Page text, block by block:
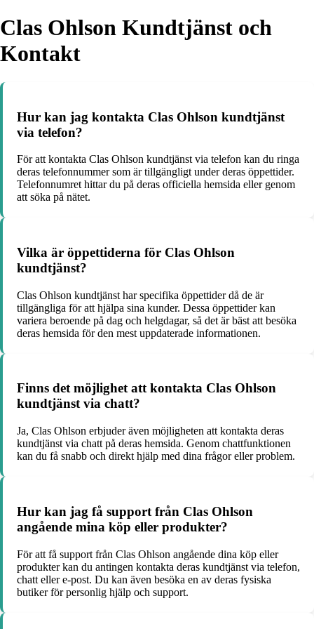
Clas Ohlson Kundtjänst och
Kontakt
Hur kan jag kontakta Clas Ohlson kundtjänst
via telefon?
För att kontakta Clas Ohlson kundtjänst via telefon kan du ringa
deras telefonnummer som är tillgängligt under deras öppettider.
Telefonnumret hittar du på deras officiella hemsida eller genom
att söka på nätet.
Vilka är öppettiderna för Clas Ohlson
kundtjänst?
Clas Ohlson kundtjänst har specifika öppettider då de är
tillgängliga för att hjälpa sina kunder. Dessa öppettider kan
variera beroende på dag och helgdagar, så det är bäst att besöka
deras hemsida för den mest uppdaterade informationen.
Finns det möjlighet att kontakta Clas Ohlson
kundtjänst via chatt?
Ja, Clas Ohlson erbjuder även möjligheten att kontakta deras
kundtjänst via chatt på deras hemsida. Genom chattfunktionen
kan du få snabb och direkt hjälp med dina frågor eller problem.
Hur kan jag få support från Clas Ohlson
angående mina köp eller produkter?
För att få support från Clas Ohlson angående dina köp eller
produkter kan du antingen kontakta deras kundtjänst via telefon,
chatt eller e-post. Du kan även besöka en av deras fysiska
butiker för personlig hjälp och support.